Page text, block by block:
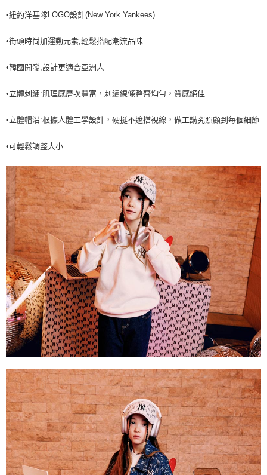
•紐約洋基隊LOGO設計(New York Yankees)
•街頭時尚加運動元素,輕鬆搭配潮流品味
•韓國開發,設計更適合亞洲人
•立體刺繡:肌理感層次豐富，刺繡線條整齊均勻，質感絕佳
•立體帽沿:根據人體工學設計，硬挺不遮擋視線，做工講究照顧到每個細節
•可輕鬆調整大小